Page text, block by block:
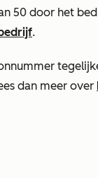
50 door het
.
dan meer over